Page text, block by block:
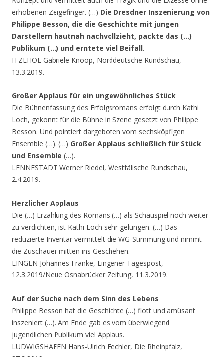
erhobenen Zeigefinger. (…) Die Dresdner Inszenierung von
Philippe Besson, die die Geschichte mit jungen
Darstellern hautnah nachvollzieht, packte das (…)
Publikum (…) und erntete viel Beifall.
ITZEHOE Gabriele Knoop, Norddeutsche Rundschau,
13.3.2019.
Großer Applaus für ein ungewöhnliches Stück
Die Bühnenfassung des Erfolgsromans erfolgt durch Kathi
Loch, gekonnt für die Bühne in Szene gesetzt von Philippe
Besson. Und pointiert dargeboten vom sechsköpfigen
Ensemble (…). (…) Großer Applaus schließlich für Stück
und Ensemble (…).
LENNESTADT Werner Riedel, Westfälische Rundschau,
2.4.2019.
Herzlicher Applaus
Die (…) Erzählung des Romans (…) als Schauspiel noch weiter
zu verdichten, ist Kathi Loch sehr gelungen. (…) Das
reduzierte Inventar vermittelt die WG-Stimmung und nimmt
die Zuschauer mitten ins Geschehen.
LINGEN Johannes Franke, Lingener Tagespost,
12.3.2019/Neue Osnabrücker Zeitung, 11.3.2019.
Auf der Suche nach dem Sinn des Lebens
Philippe Besson hat die Geschichte (…) flott und amüsant
inszeniert (…). Am Ende gab es vom überwiegend
jugendlichen Publikum viel Applaus.
LUDWIGSHAFEN Hans-Ulrich Fechler, Die Rheinpfalz,